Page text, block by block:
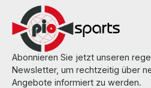
Gen9, DL380p Gen9, DL385p Gen9,
ML350e Gen9, ML350p Gen9,
Accessories / Zubehör none / keins
Lieferumfang 1 x HDD Drive Tray 2.5
information and details can be
manufacturer.Weitere Informationen
Seiten des Herstellers.All parts are
sind gebraucht aber 100 %
Abonnieren Sie jetzt unseren
Newsletter, um rechtzeitig über
Angebote informiert zu werden.